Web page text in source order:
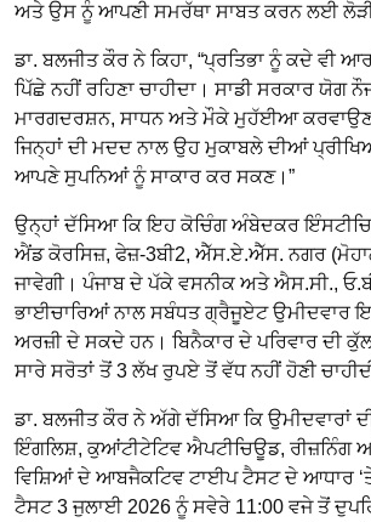
ਅਤੇ ਉਸ ਨੂੰ ਆਪਣੀ ਸਮਰੱਥਾ ਸਾਬਤ ਕਰਨ ਲਈ
ਡਾ. ਬਲਜੀਤ ਕੌਰ ਨੇ ਕਿਹਾ, “ਪ੍ਰਤਿਭਾ ਨੂੰ ਕਦੇ ਵੀ
ਪਿੱਛੇ ਨਹੀਂ ਰਹਿਣਾ ਚਾਹੀਦਾ। ਸਾਡੀ ਸਰਕਾਰ ਯੋਗ
ਮਾਰਗਦਰਸ਼ਨ, ਸਾਧਨ ਅਤੇ ਮੌਕੇ ਮੁਹੱਈਆ
ਜਿਨ੍ਹਾਂ ਦੀ ਮਦਦ ਨਾਲ ਉਹ ਮੁਕਾਬਲੇ ਦੀਆਂ
ਆਪਣੇ ਸੁਪਨਿਆਂ ਨੂੰ ਸਾਕਾਰ ਕਰ ਸਕਣ।”
ਉਨ੍ਹਾਂ ਦੱਸਿਆ ਕਿ ਇਹ ਕੋਚਿੰਗ ਅੰਬੇਦਕਰ
ਐਂਡ ਕੋਰਸਿਜ਼, ਫੇਜ਼-3ਬੀ2, ਐੱਸ.ਏ.ਐੱਸ. ਨਗਰ
ਜਾਵੇਗੀ। ਪੰਜਾਬ ਦੇ ਪੱਕੇ ਵਸਨੀਕ ਅਤੇ ਐਸ.ਸੀ.,
ਭਾਈਚਾਰਿਆਂ ਨਾਲ ਸਬੰਧਤ ਗ੍ਰੈਜੂਏਟ ਉਮੀਦਵਾਰ
ਅਰਜ਼ੀ ਦੇ ਸਕਦੇ ਹਨ। ਬਿਨੈਕਾਰ ਦੇ ਪਰਿਵਾਰ ਦੀ
ਸਾਰੇ ਸਰੋਤਾਂ ਤੋਂ 3 ਲੱਖ ਰੁਪਏ ਤੋਂ ਵੱਧ ਨਹੀਂ ਹੋਣੀ
ਡਾ. ਬਲਜੀਤ ਕੌਰ ਨੇ ਅੱਗੇ ਦੱਸਿਆ ਕਿ ਉਮੀਦਵਾਰਾਂ
ਇੰਗਲਿਸ਼, ਕੁਆਂਟੀਟੇਟਿਵ ਐਪਟੀਚਿਊਡ, ਰੀਜ਼ਨਿੰਗ
ਵਿਸ਼ਿਆਂ ਦੇ ਆਬਜੈਕਟਿਵ ਟਾਈਪ ਟੈਸਟ ਦੇ ਆਧਾਰ
ਟੈਸਟ 3 ਜੁਲਾਈ 2026 ਨੂੰ ਸਵੇਰੇ 11:00 ਵਜੇ ਤੋਂ